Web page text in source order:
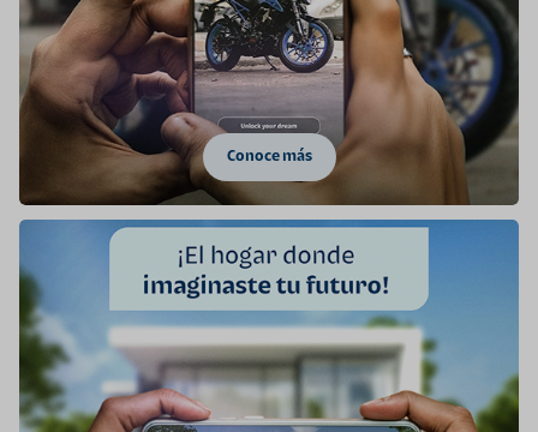
Conoce más